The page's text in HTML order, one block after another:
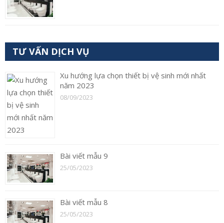
TƯ VẤN DỊCH VỤ
Xu hướng lựa chọn thiết bị vệ sinh mới nhất
năm 2023
08/09/2023
Bài viết mẫu 9
25/05/2023
Bài viết mẫu 8
25/05/2023